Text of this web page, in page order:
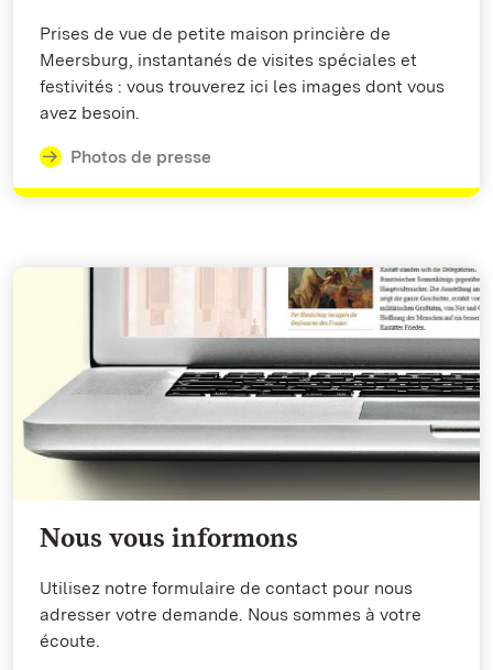
Prises de vue de petite maison princière de
Meersburg, instantanés de visites spéciales et
festivités : vous trouverez ici les images dont vous
avez besoin.
Photos de presse
Nous vous informons
Utilisez notre formulaire de contact pour nous
adresser votre demande. Nous sommes à votre
écoute.